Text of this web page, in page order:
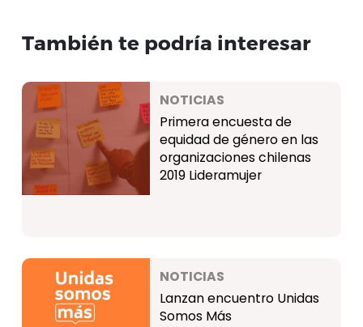
También te podría interesar
NOTICIAS
Primera encuesta de
equidad de género en las
organizaciones chilenas
2019 Lideramujer
NOTICIAS
Lanzan encuentro Unidas
Somos Más